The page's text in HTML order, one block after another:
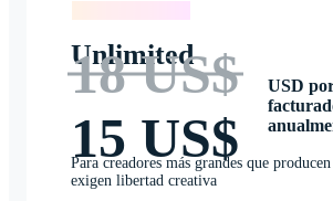
Unlimited
18 US$
15 US$
USD
Para creadores más grandes que
exigen libertad creativa